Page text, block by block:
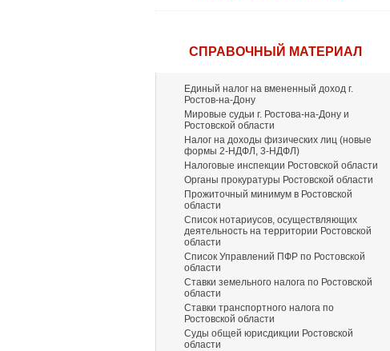
СПРАВОЧНЫЙ МАТЕРИАЛ
Единый налог на вмененный доход г.
Ростов-на-Дону
Мировые судьи г. Ростова-на-Дону и
Ростовской области
Налог на доходы физических лиц (новые
формы 2-НДФЛ, 3-НДФЛ)
Налоговые инспекции Ростовской области
Органы прокуратуры Ростовской области
Прожиточный минимум в Ростовской
области
Список нотариусов, осуществляющих
деятельность на территории Ростовской
области
Список Управлений ПФР по Ростовской
области
Ставки земельного налога по Ростовской
области
Ставки транспортного налога по
Ростовской области
Суды общей юрисдикции Ростовской
области